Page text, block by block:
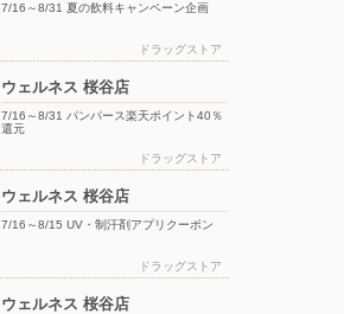
7/16～8/31 夏の飲料キャンペーン企画
ドラッグストア
ウェルネス 桜谷店
7/16～8/31 パンパース楽天ポイント40％
還元
ドラッグストア
ウェルネス 桜谷店
7/16～8/15 UV・制汗剤アプリクーポン
ドラッグストア
ウェルネス 桜谷店